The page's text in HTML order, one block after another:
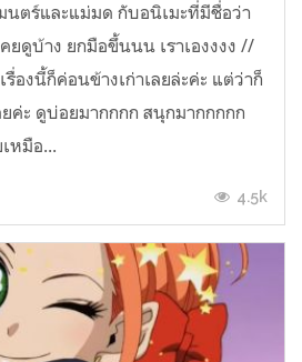
นตร์และแม่มด กับอนิเมะที่มีชื่อว่า
ยดูบ้าง ยกมือขึ้นนน เราเองงงง //
องนี้ก็ค่อนข้างเก่าเลยล่ะค่ะ แต่ว่าก็
ยค่ะ ดูบ่อยมากกกก สนุกมากกกกก
หมือ...
4.5k